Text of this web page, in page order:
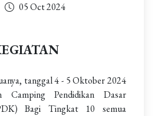
05 Oct 2024
tanggal 4 - 5 Oktober 2024
Camping Pendidikan Dasar
Bagi Tingkat 10 semua